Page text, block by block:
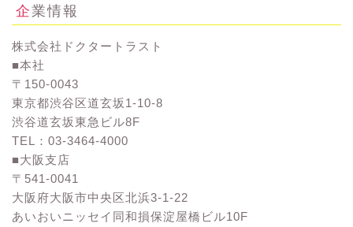
企業情報
株式会社ドクタートラスト
■本社
〒150-0043
東京都渋谷区道玄坂1-10-8
渋谷道玄坂東急ビル8F
TEL：03-3464-4000
■大阪支店
〒541-0041
大阪府大阪市中央区北浜3-1-22
あいおいニッセイ同和損保淀屋橋ビル10F